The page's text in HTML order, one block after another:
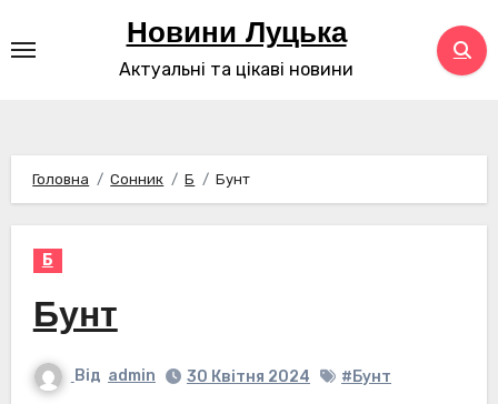
до
Новини Луцька
Актуальні та цікаві новини
Головна Сонник Б Бунт
Б
Бунт
Від admin 30 Квітня 2024 #Бунт